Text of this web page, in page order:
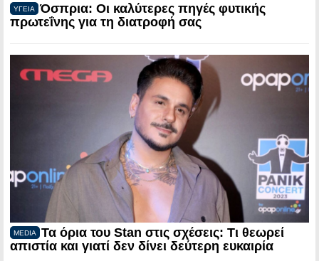
ΥΓΕΙΑ
Όσπρια: Οι καλύτερες πηγές φυτικής
πρωτεΐνης για τη διατροφή σας
MEDIA
Τα όρια του Stan στις σχέσεις: Τι θεωρεί
απιστία και γιατί δεν δίνει δεύτερη ευκαιρία